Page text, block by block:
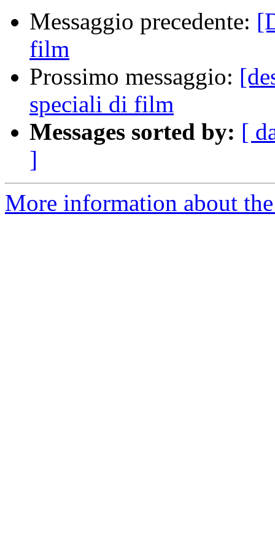
Messaggio precedente:
film
Prossimo messaggio:
speciali di film
Messages sorted by: [
]
More information about